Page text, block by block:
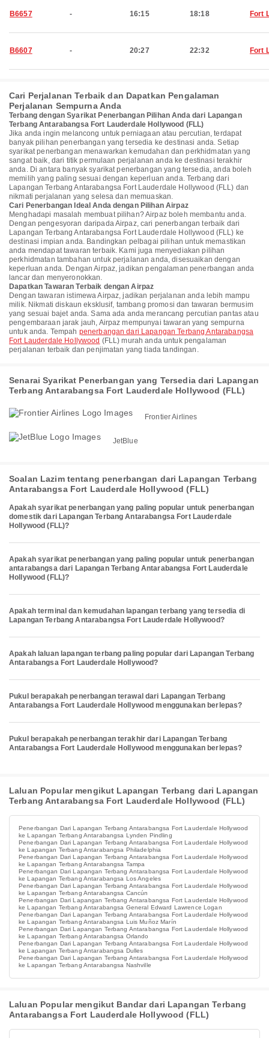
B6657 - 16:15 18:18 Fort
B6607 - 20:27 22:32 Fort
Cari Perjalanan Terbaik dan Dapatkan Pengalaman
Perjalanan Sempurna Anda
Terbang dengan Syarikat Penerbangan Pilihan Anda dari Lapangan
Terbang Antarabangsa Fort Lauderdale Hollywood (FLL)
Jika anda ingin melancong untuk perniagaan atau percutian, terdapat
banyak pilihan penerbangan yang tersedia ke destinasi anda. Setiap
syarikat penerbangan menawarkan kemudahan dan perkhidmatan yang
sangat baik, dari titik permulaan perjalanan anda ke destinasi terakhir
anda. Di antara banyak syarikat penerbangan yang tersedia, anda boleh
memilih yang paling sesuai dengan keperluan anda. Terbang dari
Lapangan Terbang Antarabangsa Fort Lauderdale Hollywood (FLL) dan
nikmati perjalanan yang selesa dan memuaskan.
Cari Penerbangan Ideal Anda dengan Pilihan Airpaz
Menghadapi masalah membuat pilihan? Airpaz boleh membantu anda.
Dengan pengesyoran daripada Airpaz, cari penerbangan terbaik dari
Lapangan Terbang Antarabangsa Fort Lauderdale Hollywood (FLL) ke
destinasi impian anda. Bandingkan pelbagai pilihan untuk memastikan
anda mendapat tawaran terbaik. Kami juga menyediakan pilihan
perkhidmatan tambahan untuk perjalanan anda, disesuaikan dengan
keperluan anda. Dengan Airpaz, jadikan pengalaman penerbangan anda
lancar dan menyeronokkan.
Dapatkan Tawaran Terbaik dengan Airpaz
Dengan tawaran istimewa Airpaz, jadikan perjalanan anda lebih mampu
milik. Nikmati diskaun eksklusif, tambang promosi dan tawaran bermusim
yang sesuai bajet anda. Sama ada anda merancang percutian pantas atau
pengembaraan jarak jauh, Airpaz mempunyai tawaran yang sempurna
untuk anda. Tempah penerbangan dari Lapangan Terbang Antarabangsa
Fort Lauderdale Hollywood (FLL) murah anda untuk pengalaman
perjalanan terbaik dan penjimatan yang tiada tandingan.
Senarai Syarikat Penerbangan yang Tersedia dari Lapangan
Terbang Antarabangsa Fort Lauderdale Hollywood (FLL)
Frontier Airlines
JetBlue
Soalan Lazim tentang penerbangan dari Lapangan Terbang
Antarabangsa Fort Lauderdale Hollywood (FLL)
Apakah syarikat penerbangan yang paling popular untuk penerbangan
domestik dari Lapangan Terbang Antarabangsa Fort Lauderdale
Hollywood (FLL)?
Apakah syarikat penerbangan yang paling popular untuk penerbangan
antarabangsa dari Lapangan Terbang Antarabangsa Fort Lauderdale
Hollywood (FLL)?
Apakah terminal dan kemudahan lapangan terbang yang tersedia di
Lapangan Terbang Antarabangsa Fort Lauderdale Hollywood?
Apakah laluan lapangan terbang paling popular dari Lapangan Terbang
Antarabangsa Fort Lauderdale Hollywood?
Pukul berapakah penerbangan terawal dari Lapangan Terbang
Antarabangsa Fort Lauderdale Hollywood menggunakan berlepas?
Pukul berapakah penerbangan terakhir dari Lapangan Terbang
Antarabangsa Fort Lauderdale Hollywood menggunakan berlepas?
Laluan Popular mengikut Lapangan Terbang dari Lapangan
Terbang Antarabangsa Fort Lauderdale Hollywood (FLL)
Penerbangan Dari Lapangan Terbang Antarabangsa Fort Lauderdale Hollywood
ke Lapangan Terbang Antarabangsa Lynden Pindling
Penerbangan Dari Lapangan Terbang Antarabangsa Fort Lauderdale Hollywood
ke Lapangan Terbang Antarabangsa Philadelphia
Penerbangan Dari Lapangan Terbang Antarabangsa Fort Lauderdale Hollywood
ke Lapangan Terbang Antarabangsa Tampa
Penerbangan Dari Lapangan Terbang Antarabangsa Fort Lauderdale Hollywood
ke Lapangan Terbang Antarabangsa Los Angeles
Penerbangan Dari Lapangan Terbang Antarabangsa Fort Lauderdale Hollywood
ke Lapangan Terbang Antarabangsa Cancún
Penerbangan Dari Lapangan Terbang Antarabangsa Fort Lauderdale Hollywood
ke Lapangan Terbang Antarabangsa General Edward Lawrence Logan
Penerbangan Dari Lapangan Terbang Antarabangsa Fort Lauderdale Hollywood
ke Lapangan Terbang Antarabangsa Luis Muñoz Marín
Penerbangan Dari Lapangan Terbang Antarabangsa Fort Lauderdale Hollywood
ke Lapangan Terbang Antarabangsa Orlando
Penerbangan Dari Lapangan Terbang Antarabangsa Fort Lauderdale Hollywood
ke Lapangan Terbang Antarabangsa Dulles
Penerbangan Dari Lapangan Terbang Antarabangsa Fort Lauderdale Hollywood
ke Lapangan Terbang Antarabangsa Nashville
Laluan Popular mengikut Bandar dari Lapangan Terbang
Antarabangsa Fort Lauderdale Hollywood (FLL)